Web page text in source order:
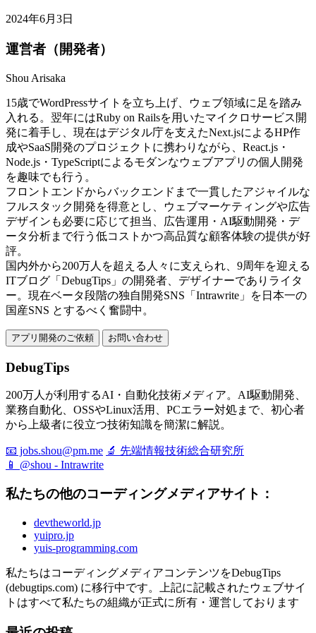
2024年6月3日
運営者（開発者）
Shou Arisaka
15歳でWordPressサイトを立ち上げ、ウェブ領域に足を踏み
入れる。翌年にはRuby on Railsを用いたマイクロサービス開
発に着手し、現在はデジタル庁を支えたNext.jsによるHP作
成やSaaS開発のプロジェクトに携わりながら、React.js・
Node.js・TypeScriptによるモダンなウェブアプリの個人開発
を趣味でも行う。
フロントエンドからバックエンドまで一貫したアジャイルな
フルスタック開発を得意とし、ウェブマーケティングや広告
デザインも必要に応じて担当、広告運用・AI駆動開発・デ
ータ分析まで行う低コストかつ高品質な顧客体験の提供が好
評。
国内外から200万人を超える人々に支えられ、9周年を迎える
ITブログ「DebugTips」の開発者、デザイナーでありライタ
ー。現在ベータ段階の独自開発SNS「Intrawrite」を日本一の
国産SNS とするべく奮闘中。
アプリ開発のご依頼 お問い合わせ
DebugTips
200万人が利用するAI・自動化技術メディア。AI駆動開発、
業務自動化、OSSやLinux活用、PCエラー対処まで、初心者
から上級者に役立つ技術知識を簡潔に解説。
📧 jobs.shou@pm.me 🔬 先端情報技術総合研究所
📱 @shou - Intrawrite
私たちの他のコーディングメディアサイト：
devtheworld.jp
yuipro.jp
yuis-programming.com
私たちはコーディングメディアコンテンツをDebugTips
(debugtips.com) に移行中です。上記に記載されたウェブサイ
トはすべて私たちの組織が正式に所有・運営しております